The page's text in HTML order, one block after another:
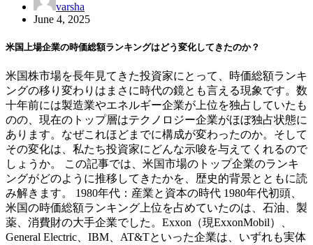
varsha
June 4, 2025
米国上場企業の時価総額ランキングはどう変化してきたのか？
米国株市場を長年見てきた投資家にとって、時価総額ランキ
ングの移り変わりはまさに時代の鏡とも言える現象です。数
十年前には製造業やエネルギー企業が上位を独占していたも
のの、現在のトップ層はテクノロジー企業がほぼ独占状態に
あります。なぜこれほどまでに構成が変わったのか。そして
その変化は、私たち投資家にどんな示唆を与えてくれるので
しょうか。 この記事では、米国市場のトップ企業のランキ
ングがどのように推移してきたかを、歴史的背景とともに読
み解きます。 1980年代：産業と資本の時代 1980年代初頭、
米国の時価総額ランキング上位を占めていたのは、石油、製
薬、消費財の大手企業でした。Exxon（現ExxonMobil）、
General Electric、IBM、AT&Tといった企業は、いずれも実体